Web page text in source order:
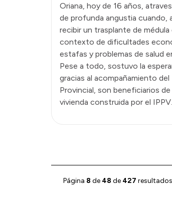
Oriana, hoy de 16 años,
de profunda angustia cuando,
recibir un trasplante de médula
contexto de dificultades
estafas y problemas de salud
Pese a todo, sostuvo la
gracias al acompañamiento
Provincial, son beneficiarios de
vivienda construida por el IPPV.
Página 8 de 48 de 427 resultados